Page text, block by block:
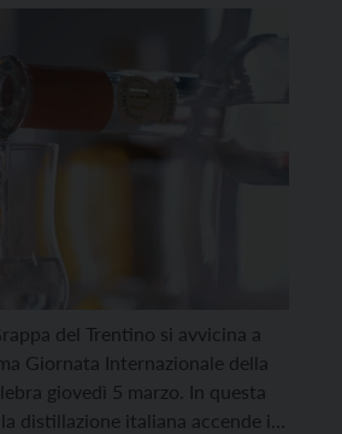
del Trentino si avvicina a
Giornata Internazionale della
giovedì 5 marzo. In questa
distillazione italiana accende i